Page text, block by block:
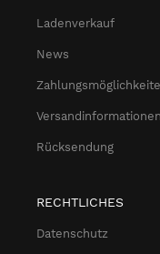
Ladenverkauf
News
Versandinformationen
Rücksendung
RECHTLICHES
Datenschutz